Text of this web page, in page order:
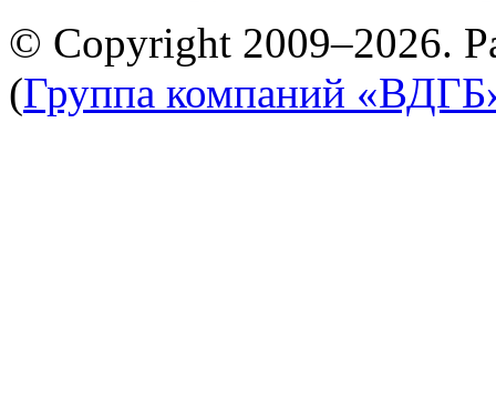
© Copyright 2009–2026.
(Группа компаний